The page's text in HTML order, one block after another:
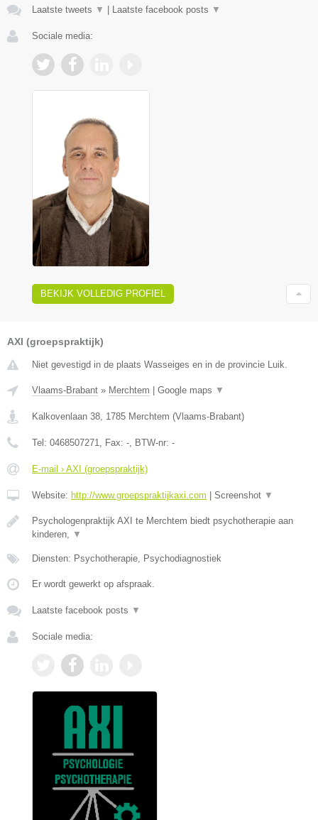
Laatste tweets ▼ Laatste facebook posts ▼
Sociale media:
BEKIJK VOLLEDIG PROFIEL
AXI (groepspraktijk)
Niet gevestigd in de plaats Wasseiges en in de provincie Luik.
Vlaams-Brabant » Merchtem Google maps ▼
Kalkovenlaan 38, 1785 Merchtem (Vlaams-Brabant)
Tel: 0468507271, Fax: -, BTW-nr: -
E-mail › AXI (groepspraktijk)
Website: http://www.groepspraktijkaxi.com Screenshot ▼
Psychologenpraktijk AXI te Merchtem biedt psychotherapie aan
kinderen, ▼
Diensten: Psychotherapie, Psychodiagnostiek
Er wordt gewerkt op afspraak.
Laatste facebook posts ▼
Sociale media: